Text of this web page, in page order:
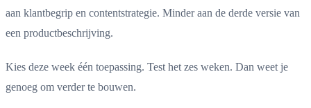
aan klantbegrip en contentstrategie. Minder aan de derde versie van
een productbeschrijving.
Kies deze week één toepassing. Test het zes weken. Dan weet je
genoeg om verder te bouwen.